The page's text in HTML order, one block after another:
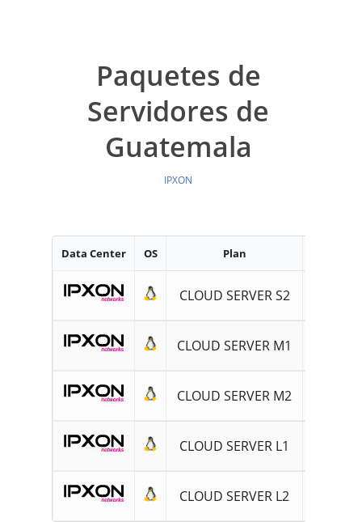
Paquetes de
Servidores de
Guatemala
IPXON
Data Center OS Plan
CLOUD SERVER S2
CLOUD SERVER M1
CLOUD SERVER M2
CLOUD SERVER L1
CLOUD SERVER L2